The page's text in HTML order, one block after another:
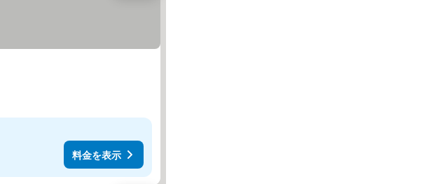
料金を表示